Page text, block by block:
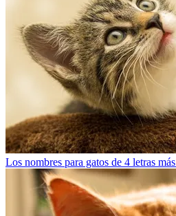
Los nombres para gatos de 4 letras